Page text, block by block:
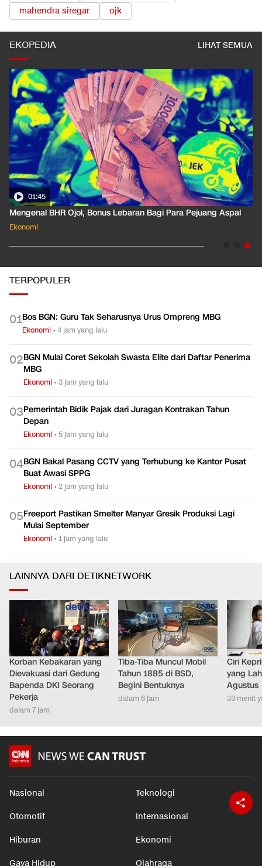
mahendra siregar
ojk
EKOPEDIA LIHAT SEMUA
01:45
Mengenal BHR Ojol, Bonus Lebaran Bagi Para Pejuang Aspal
Ekonomi
TERPOPULER
01Bos BGN: Guru Tak Seharusnya Urus Ompreng MBG
Ekonomi •4 jam yang lalu
02BGN Mulai Coret Sekolah Swasta Elite dari Daftar Penerima
MBG
Ekonomi •3 jam yang lalu
03Pemerintah Bidik Pajak dari Juragan Kontrakan Tahun
Depan
Ekonomi • 5 jam yang lalu
04BGN Bakal Pasang CCTV yang Terhubung ke Kantor Pusat
Buat Awasi SPPG
Ekonomi •2 jam yang lalu
05Freeport Pastikan Smelter Manyar Gresik Produksi Lagi
Mulai September
Ekonomi •1 jam yang lalu
LAINNYA DARI DETIKNETWORK
Korban Kebakaran yang
Dievakuasi dari Gedung
Bapenda DKI Seorang
Pekerja
dalam 7 jam
Tiba-Tiba Muncul Mobil
Tahun 1885 di BSD,
Begini Bentuknya
dalam 6 jam
Ciri
yang
Agustus
33 menit
Nasional Teknologi
Otomotif Internasional
Hiburan Ekonomi
Gaya Hidup Olahraga